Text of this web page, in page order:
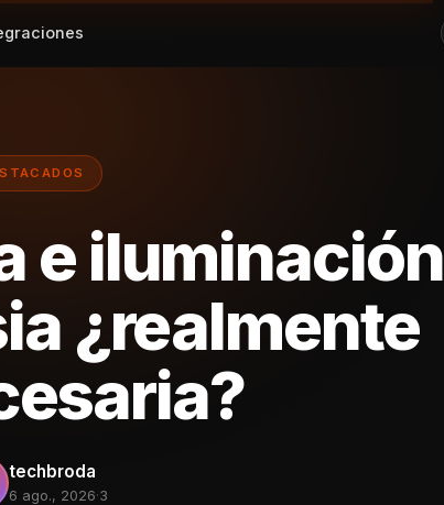
e iluminación
¿realmente
techbroda
6 ago., 2026·3